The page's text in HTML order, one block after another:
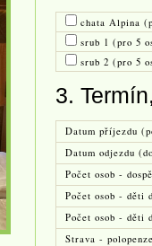
chata Alpina
srub 1 (pro 5
srub 2 (pro 5
3.
Datum příjezdu
Datum odjezdu
Počet osob -
Počet osob - děti
Počet osob - děti
Strava -